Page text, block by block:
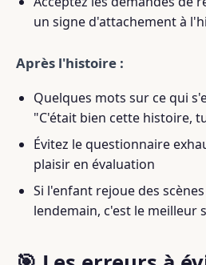
un signe d'attachement à
Après l'histoire :
Quelques mots sur ce qui
"C'était bien cette histoire,
Évitez le questionnaire
plaisir en évaluation
Si l'enfant rejoue des
lendemain, c'est le meilleur